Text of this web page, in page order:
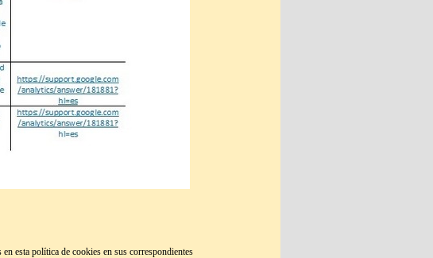
esta política de cookies en sus correspondientes